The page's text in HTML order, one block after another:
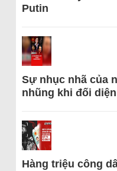
Putin
Sự nhục nhã của
nhũng khi đối
Hàng triệu công